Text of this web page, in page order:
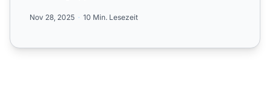
Nov 28, 2025 10 Min. Lesezeit